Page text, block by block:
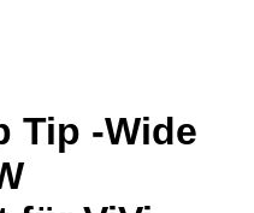
Tip -Wide